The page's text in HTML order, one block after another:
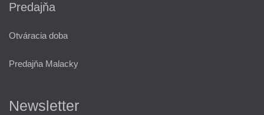
Predajňa
Otváracia doba
Predajňa Malacky
Newsletter